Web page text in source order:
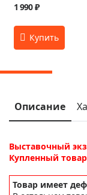
1 990 ₽
Описание
Выставочный
Купленный
Товар имеет